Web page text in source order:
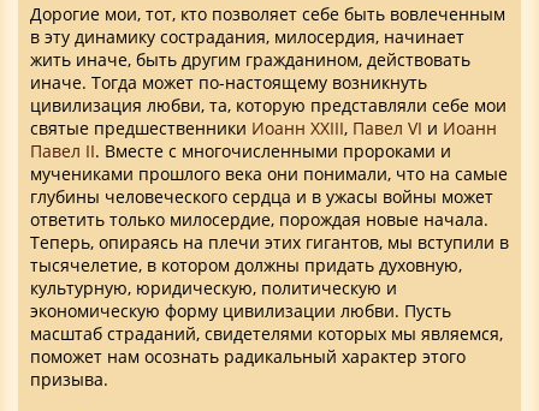
Дорогие мои, тот, кто позволяет себе быть вовлеченным
в эту динамику сострадания, милосердия, начинает
жить иначе, быть другим гражданином, действовать
иначе. Тогда может по-настоящему возникнуть
цивилизация любви, та, которую представляли себе мои
святые предшественники Иоанн XXIII, Павел VI и Иоанн
Павел II. Вместе с многочисленными пророками и
мучениками прошлого века они понимали, что на самые
глубины человеческого сердца и в ужасы войны может
ответить только милосердие, порождая новые начала.
Теперь, опираясь на плечи этих гигантов, мы вступили в
тысячелетие, в котором должны придать духовную,
культурную, юридическую, политическую и
экономическую форму цивилизации любви. Пусть
масштаб страданий, свидетелями которых мы являемся,
поможет нам осознать радикальный характер этого
призыва.